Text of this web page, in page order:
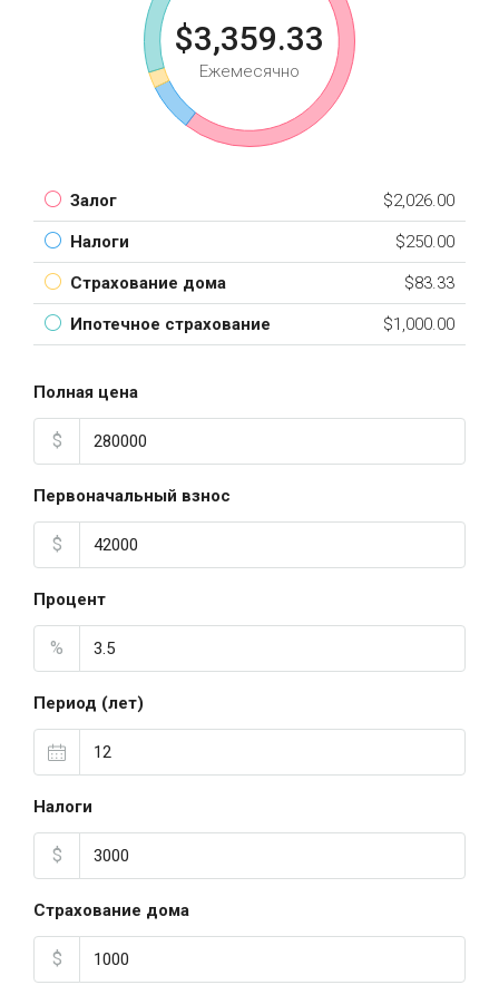
$3,359.33
Ежемесячно
Залог $2,026.00
Налоги $250.00
Страхование дома $83.33
Ипотечное страхование $1,000.00
Полная цена
$
Первоначальный взнос
$
Процент
%
Период (лет)
Налоги
$
Страхование дома
$